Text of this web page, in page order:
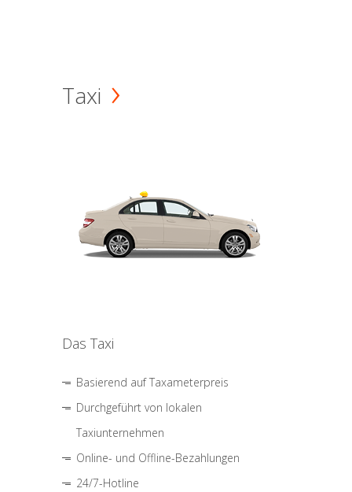
Taxi
Das Taxi
Basierend auf Taxameterpreis
Durchgeführt von lokalen
Taxiunternehmen
Online- und Offline-Bezahlungen
24/7-Hotline